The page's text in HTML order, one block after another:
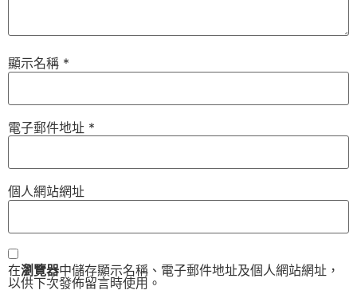
顯示名稱 *
電子郵件地址 *
個人網站網址
在瀏覽器中儲存顯示名稱、電子郵件地址及個人網站網址，
以供下次發佈留言時使用。